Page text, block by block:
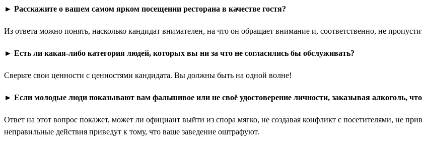
► Расскажите о вашем самом ярком посещении ресторана в качестве гостя?
Из ответа можно понять, насколько кандидат внимателен, на что он обращает внимание и, соответственно, не
► Есть ли какая-либо категория людей, которых вы ни за что не согласились бы обслуживать?
Сверьте свои ценности с ценностями кандидата. Вы должны быть на одной волне!
► Если молодые люди показывают вам фальшивое или не своё удостоверение личности, заказывая алкоголь, что
Ответ на этот вопрос покажет, может ли официант выйти из спора мягко, не создавая конфликт с посетителями, не
неправильные действия приведут к тому, что ваше заведение оштрафуют.